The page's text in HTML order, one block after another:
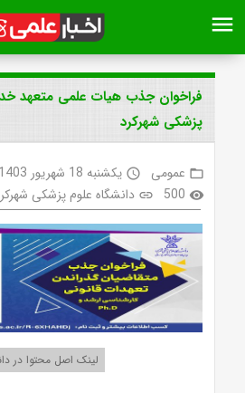
menu
فراخوان جذب هیات علمی متعهد
پزشکی شهرکرد
folder_open عمومی access_time یکشنبه 18 شهریور 1403 ساعت 10:51
visibility
500
link دانشگاه علوم پزشکی
لینک اصل محتوا در